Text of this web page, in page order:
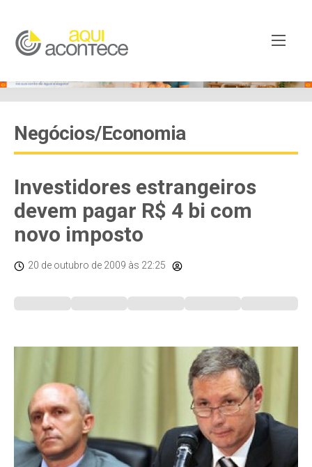
Negócios/Economia
Investidores estrangeiros
devem pagar R$ 4 bi com
novo imposto
20 de outubro de 2009 às 22:25